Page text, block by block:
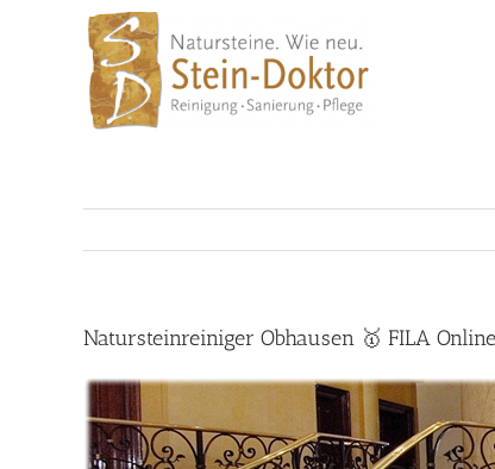
Natursteinreiniger Obhausen 🥇 FILA